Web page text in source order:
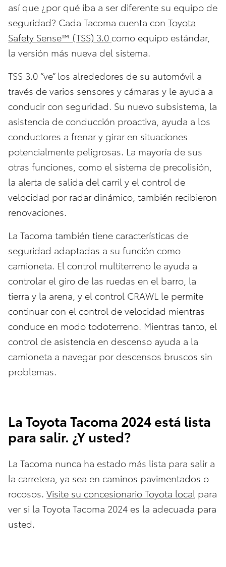
así que ¿por qué iba a ser diferente su equipo de
seguridad? Cada Tacoma cuenta con Toyota
Safety Sense™ (TSS) 3.0 como equipo estándar,
la versión más nueva del sistema.
TSS 3.0 “ve” los alrededores de su automóvil a
través de varios sensores y cámaras y le ayuda a
conducir con seguridad. Su nuevo subsistema, la
asistencia de conducción proactiva, ayuda a los
conductores a frenar y girar en situaciones
potencialmente peligrosas. La mayoría de sus
otras funciones, como el sistema de precolisión,
la alerta de salida del carril y el control de
velocidad por radar dinámico, también recibieron
renovaciones.
La Tacoma también tiene características de
seguridad adaptadas a su función como
camioneta. El control multiterreno le ayuda a
controlar el giro de las ruedas en el barro, la
tierra y la arena, y el control CRAWL le permite
continuar con el control de velocidad mientras
conduce en modo todoterreno. Mientras tanto, el
control de asistencia en descenso ayuda a la
camioneta a navegar por descensos bruscos sin
problemas.
La Toyota Tacoma 2024 está lista
para salir. ¿Y usted?
La Tacoma nunca ha estado más lista para salir a
la carretera, ya sea en caminos pavimentados o
rocosos. Visite su concesionario Toyota local para
ver si la Toyota Tacoma 2024 es la adecuada para
usted.